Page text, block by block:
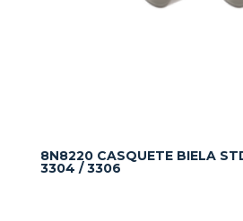
8N8220 CASQUETE BIELA
3304 / 3306